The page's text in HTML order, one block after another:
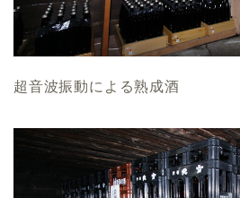
超音波振動による熟成酒